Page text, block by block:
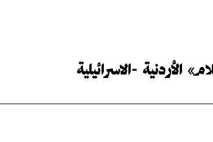
الأردنية -الاسرائيلية